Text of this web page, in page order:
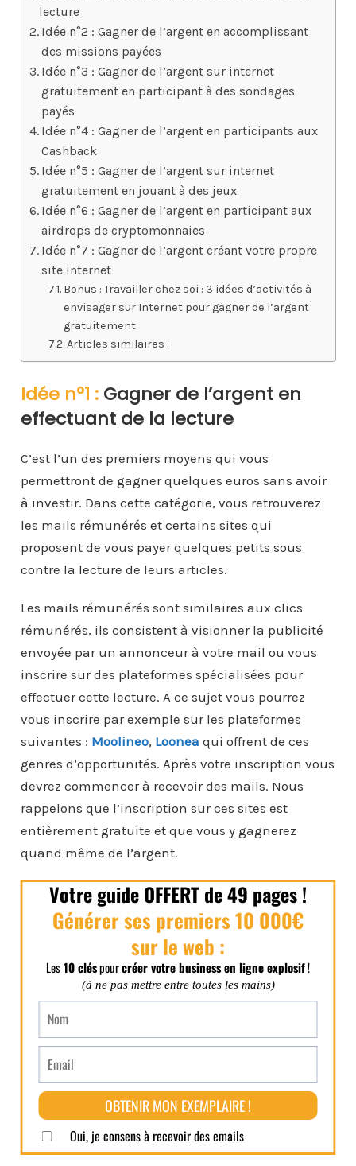
lecture
Idée n°2 : Gagner de l’argent en accomplissant
des missions payées
Idée n°3 : Gagner de l’argent sur internet
gratuitement en participant à des sondages
payés
Idée n°4 : Gagner de l’argent en participants aux
Cashback
Idée n°5 : Gagner de l’argent sur internet
gratuitement en jouant à des jeux
Idée n°6 : Gagner de l’argent en participant aux
airdrops de cryptomonnaies
Idée n°7 : Gagner de l’argent créant votre propre
site internet
Bonus : Travailler chez soi : 3 idées d’activités à
envisager sur Internet pour gagner de l’argent
gratuitement
Articles similaires :
Idée n°1 :Gagner de l’argent en
effectuant de la lecture
C’est l’un des premiers moyens qui vous
permettront de gagner quelques euros sans avoir
à investir. Dans cette catégorie, vous retrouverez
les mails rémunérés et certains sites qui
proposent de vous payer quelques petits sous
contre la lecture de leurs articles.
Les mails rémunérés sont similaires aux clics
rémunérés, ils consistent à visionner la publicité
envoyée par un annonceur à votre mail ou vous
inscrire sur des plateformes spécialisées pour
effectuer cette lecture. A ce sujet vous pourrez
vous inscrire par exemple sur les plateformes
suivantes : Moolineo, Loonea qui offrent de ces
genres d’opportunités. Après votre inscription vous
devrez commencer à recevoir des mails. Nous
rappelons que l’inscription sur ces sites est
entièrement gratuite et que vous y gagnerez
quand même de l’argent.